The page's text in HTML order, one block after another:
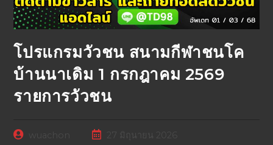
โปรแกรมวัวชน สนามกีฬาชนโค
บ้านนาเดิม 1 กรกฎาคม 2569
รายการวัวชน
27 มิถุนายน 2026